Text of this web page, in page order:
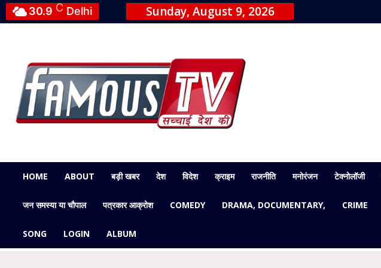
30.9 C Delhi Sunday, August 9, 2026
HOME ABOUT बड़ी खबर देश विदेश क्राइम राजनीति मनोरंजन टेक्नोलॉजी
जन समस्या या चौपाल पत्रकार आक्रोश COMEDY DRAMA, DOCUMENTARY, CRIME
SONG LOGIN ALBUM